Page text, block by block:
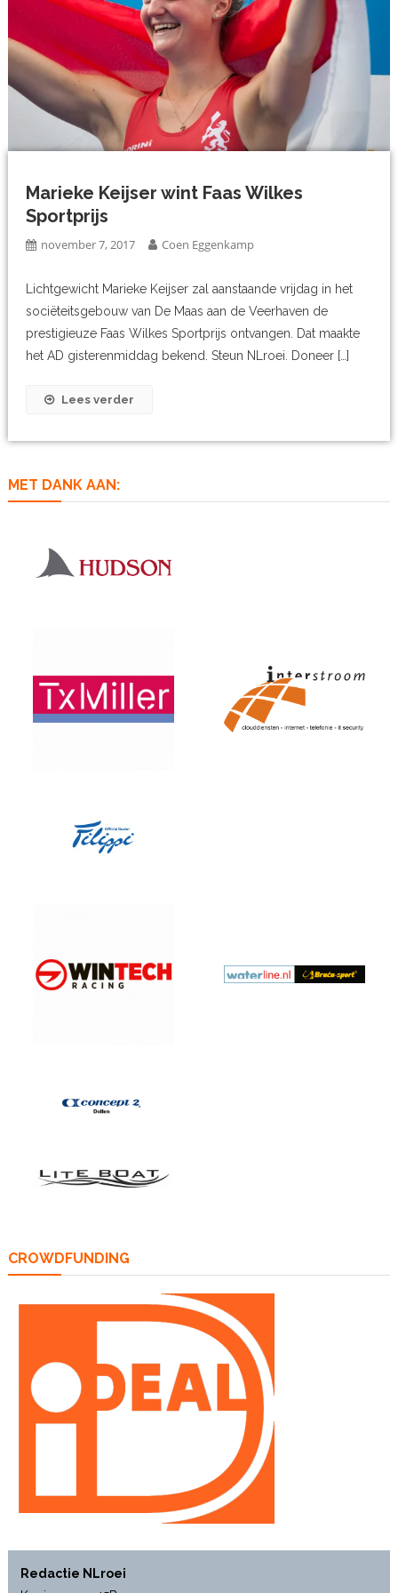
Marieke Keijser wint Faas Wilkes
Sportprijs
november 7, 2017 Coen Eggenkamp
Lichtgewicht Marieke Keijser zal aanstaande vrijdag in het
sociëteitsgebouw van De Maas aan de Veerhaven de
prestigieuze Faas Wilkes Sportprijs ontvangen. Dat maakte
het AD gisterenmiddag bekend. Steun NLroei. Doneer […]
Lees verder
MET DANK AAN:
CROWDFUNDING
Redactie NLroei